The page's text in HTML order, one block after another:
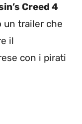
Creed 4
un trailer che
il
con i pirati